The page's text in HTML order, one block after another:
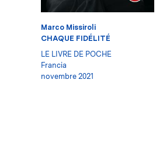
Marco Missiroli
CHAQUE FIDÉLITÉ
LE LIVRE DE POCHE
Francia
novembre 2021